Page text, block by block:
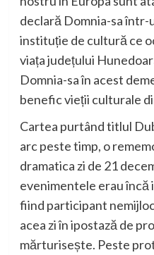
declară Domnia-sa într-
instituție de cultură ce
viața județului Hune
Domnia-sa în acest
benefic vieții culturale
Cartea purtând titlul
arc peste timp, o
dramatica zi de 21
evenimentele erau
fiind participant
acea zi în ipostază de
mărturisește. Peste